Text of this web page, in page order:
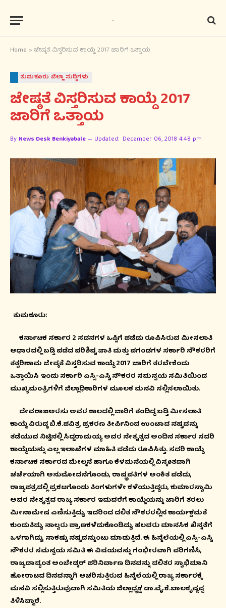
Home » ಜೇಷ್ಠತೆ ವಿಸ್ತರಿಸುವ ಕಾಯ್ದೆ 2017 ಜಾರಿಗೆ ಒತ್ತಾಯ
ತುಮಕೂರು ಜಿಲ್ಲಾ ಸುದ್ಧಿಗಳು
ಜೇಷ್ಠತೆ ವಿಸ್ತರಿಸುವ ಕಾಯ್ದೆ 2017
ಜಾರಿಗೆ ಒತ್ತಾಯ
By News Desk Benkiyabale Updated: December 06, 2018 4:48 pm
ತುಮಕೂರು:
ಕರ್ನಾಟಕ ಸರ್ಕಾರ 2 ಸದನಗಳ ಒಪ್ಪಿಗೆ ಪಡೆದು ರೂಪಿಸಿರುವ ಮೀಸಲಾತಿ
ಆಧಾರದಲ್ಲಿ ಬಡ್ತಿ ಪಡೆದ ಪರಿಶಿಷ್ಟ ಜಾತಿ ಮತ್ತು ಪಗಂಡಗಳ ಸರ್ಕಾರಿ ನೌಕರರಿಗೆ
ತತ್ಪರಿಣಾಮ ಜೇಷ್ಠತೆ ವಿಸ್ತರಿಸುವ ಕಾಯ್ದೆ 2017 ಜಾರಿಗೆ ತರಬೇಕೆಂದು
ಒತ್ತಾಯಿಸಿ ಇಂದು ಸರ್ಕಾರಿ ಎಸ್ಸಿ-ಎಸ್ಟಿ ನೌಕರರ ಸಮನ್ವಯ ಸಮಿತಿಯಿಂದ
ಮುಖ್ಯಮಂತ್ರಿಗಳಿಗೆ ಜಿಲ್ಲಾಧಿಕಾರಿಗಳ ಮೂಲಕ ಮನವಿ ಸಲ್ಲಿಸಲಾಯಿತು.
ದೇವರಾಜಅರಸು ಅವರ ಕಾಲದಲ್ಲಿ ಜಾರಿಗೆ ತಂದಿದ್ದ ಬಡ್ತಿ ಮೀಸಲಾತಿ
ಕಾಯ್ದೆ ವಿರುದ್ಧ ಬಿ.ಕೆ.ಪವಿತ್ರ ಪ್ರಕರಣ ತೀರ್ಪಿನಿಂದ ಉಂಟಾದ ನಷ್ಟವನ್ನು
ತಡೆಯುವ ನಿಟ್ಟಿನಲ್ಲಿ ಸಿದ್ದರಾಮಯ್ಯ ಅವರ ನೇತೃತ್ವದ ಅಂದಿನ ಸರ್ಕಾರ ಸದರಿ
ಕಾಯ್ದೆಯನ್ನು ಎಲ್ಲ ಇಲಾಖೆಗಳ ಮಾಹಿತಿ ಪಡೆದು ರೂಪಿಸಿತ್ತು. ಸದರಿ ಕಾಯ್ದೆ
ಕರ್ನಾಟಕ ಸರ್ಕಾರದ ಮೇಲ್ಮನೆ ಹಾಗೂ ಕೆಳಮನೆಯಲ್ಲಿ ವಿಸ್ಕøತವಾಗಿ
ಚರ್ಚೆಯಾಗಿ ಅನುಮೋದನೆಗೊಂಡು, ರಾಷ್ಟ್ರಪತಿಗಳ ಅಂಕಿತ ಪಡೆದು,
ರಾಜ್ಯಪತ್ರದಲ್ಲಿ ಪ್ರಕಟಗೊಂಡು ತಿಂಗಳುಗಳೇ ಕಳೆಯುತ್ತಿದ್ದರು, ಕುಮಾರಸ್ವಾಮಿ
ಅವರ ನೇತೃತ್ವದ ರಾಜ್ಯ ಸರ್ಕಾರ ಇದುವರೆಗೆ ಕಾಯ್ದೆಯನ್ನು ಜಾರಿಗೆ ತರಲು
ಮೀನಾಮೇಷ ಎಣಿಸುತ್ತಿದ್ದು, ಇದರಿಂದ ದಲಿತ ನೌಕರರಲ್ಲಿನ ಕಾರ್ಯಕ್ಷಮತೆ
ಕುಂದುತಿದ್ದು, ನಾಲ್ವರು ಪ್ರಾಣಕಳೆದುಕೊಂಡಿದ್ದು, ಹಲವರು ಮಾನಸಿಕ ಖಿನ್ನತೆಗೆ
ಒಳಗಾಗಿದ್ದು, ಸಾಕಷ್ಟು ನಷ್ಟವನ್ನುಂಟು ಮಾಡುತ್ತಿದೆ. ಈ ಹಿನ್ನೆಲೆಯಲ್ಲಿ ಎಸ್ಸಿ-ಎಸ್ಟಿ
ನೌಕರರ ಸಮನ್ವಯ ಸಮಿತಿ ಈ ವಿಷಯವನ್ನು ಗಂಭೀರವಾಗಿ ಪರಿಗಣಿಸಿ,
ರಾಜ್ಯದಾದ್ಯಂತ ಅಂಬೇಡ್ಕರ್ ಪರಿನಿರ್ವಾಣ ದಿನವನ್ನು ದಲಿತರ ಸ್ವಾಭಿಮಾನಿ
ಹೋರಾಟದ ದಿನವನ್ನಾಗಿ ಆಚರಿಸುತ್ತಿರುವ ಹಿನ್ನೆಲೆಯಲ್ಲಿ ರಾಜ್ಯ ಸರ್ಕಾರಕ್ಕೆ
ಮನವಿ ಸಲ್ಲಿಸುತ್ತಿರುವುದಾಗಿ ಸಮಿತಿಯ ಜಿಲ್ಲಾಧ್ಯಕ್ಷ ಡಾ.ವೈ.ಕೆ.ಬಾಲಕೃಷ್ಣಪ್ಪ
ತಿಳಿಸಿದ್ದಾರೆ.